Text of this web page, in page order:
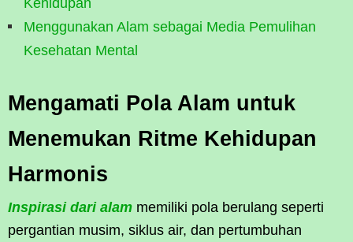
Kehidupan
Menggunakan Alam sebagai Media Pemulihan
Kesehatan Mental
Mengamati Pola Alam untuk
Menemukan Ritme Kehidupan
Harmonis
Inspirasi dari alam memiliki pola berulang seperti
pergantian musim, siklus air, dan pertumbuhan